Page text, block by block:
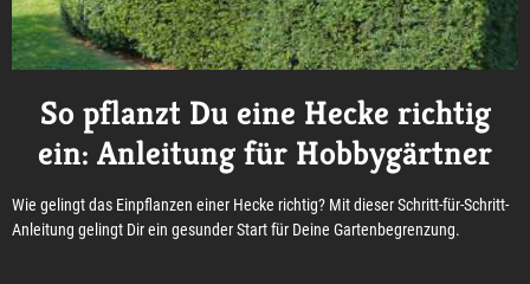
So pflanzt Du eine Hecke richtig
ein: Anleitung für Hobbygärtner
Wie gelingt das Einpflanzen einer Hecke richtig? Mit dieser Schritt-für-Schritt-
Anleitung gelingt Dir ein gesunder Start für Deine Gartenbegrenzung.